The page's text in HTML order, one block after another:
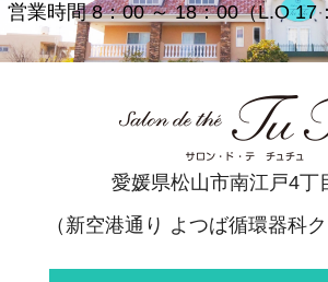
営業時間 8：00 ～ 18：00（L.O 17
愛媛県松山市南江戸4丁
（新空港通り よつば循環器科ク